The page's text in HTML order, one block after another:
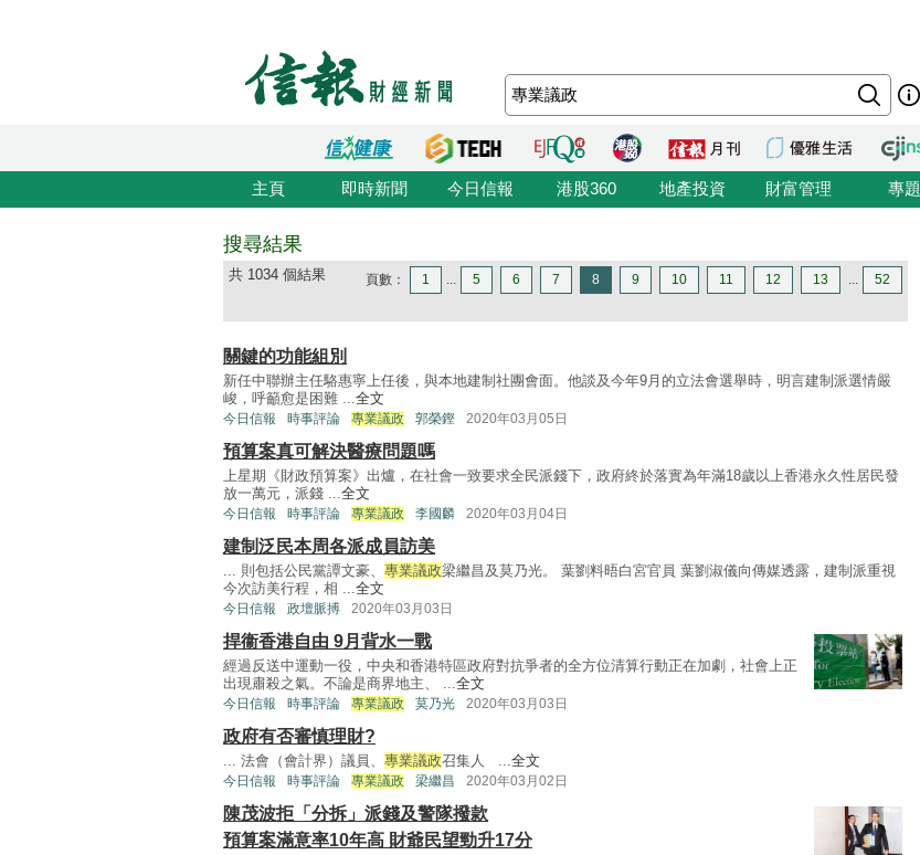
主頁 即時新聞 今日信報 港股360 地產投資 財富管理 專題
搜尋結果
共 1034 個結果 頁數： 1 ... 5 6 7 8 9 10 11 12 13 ... 52
關鍵的功能組別
新任中聯辦主任駱惠寧上任後，與本地建制社團會面。他談及今年9月的立法會選舉時，明言建制派選情嚴
峻，呼籲愈是困難 ...全文
今日信報 時事評論 專業議政 郭榮鏗 2020年03月05日
預算案真可解決醫療問題嗎
上星期《財政預算案》出爐，在社會一致要求全民派錢下，政府終於落實為年滿18歲以上香港永久性居民發
放一萬元，派錢 ...全文
今日信報 時事評論 專業議政 李國麟 2020年03月04日
建制泛民本周各派成員訪美
... 則包括公民黨譚文豪、 專業議政梁繼昌及莫乃光。 葉劉料晤白宮官員 葉劉淑儀向傳媒透露，建制派重視
今次訪美行程，相 ...全文
今日信報 政壇脈搏 2020年03月03日
捍衞香港自由 9月背水一戰
經過反送中運動一役，中央和香港特區政府對抗爭者的全方位清算行動正在加劇，社會上正
出現肅殺之氣。不論是商界地主、 ...全文
今日信報 時事評論 專業議政 莫乃光 2020年03月03日
政府有否審慎理財?
... 法會（會計界）議員、 專業議政召集人 ...全文
今日信報 時事評論 專業議政 梁繼昌 2020年03月02日
陳茂波拒「分拆」派錢及警隊撥款
預算案滿意率10年高 財爺民望勁升17分